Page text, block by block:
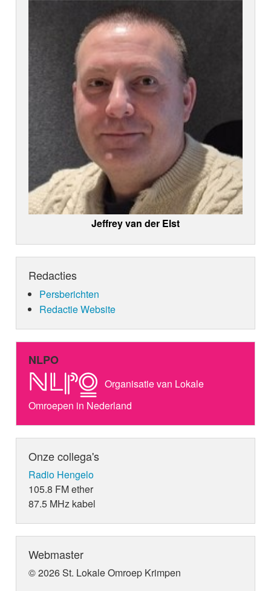
Jeffrey van der Elst
Redacties
Persberichten
Redactie Website
NLPO
Organisatie van Lokale
Omroepen in Nederland
Onze collega's
Radio Hengelo
105.8 FM ether
87.5 MHz kabel
Webmaster
© 2026 St. Lokale Omroep Krimpen